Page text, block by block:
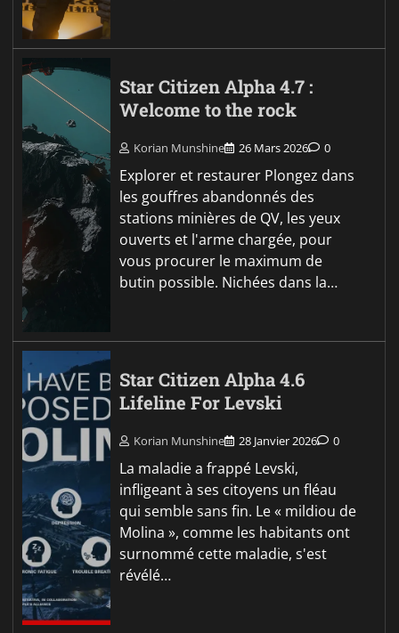
Star Citizen Alpha 4.7 :
Welcome to the rock
Korian Munshine 26 Mars 2026 0
Explorer et restaurer Plongez dans
les gouffres abandonnés des
stations minières de QV, les yeux
ouverts et l'arme chargée, pour
vous procurer le maximum de
butin possible. Nichées dans la…
Star Citizen Alpha 4.6
Lifeline For Levski
Korian Munshine 28 Janvier 2026 0
La maladie a frappé Levski,
infligeant à ses citoyens un fléau
qui semble sans fin. Le « mildiou de
Molina », comme les habitants ont
surnommé cette maladie, s'est
révélé…